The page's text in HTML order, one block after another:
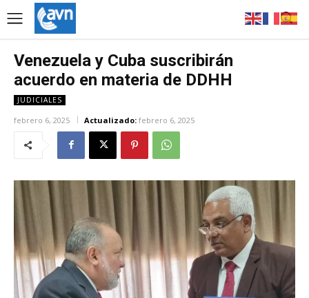
Venezuela y Cuba suscribirán
acuerdo en materia de DDHH
JUDICIALES
febrero 6, 2025 Actualizado: febrero 6, 2025